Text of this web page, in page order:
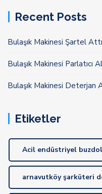
Recent Posts
Bulaşık Makinesi Şartel
Bulaşık Makinesi Parlatıcı
Bulaşık Makinesi Deterjan
Etiketler
Acil endüstriyel
arnavutköy şarküteri